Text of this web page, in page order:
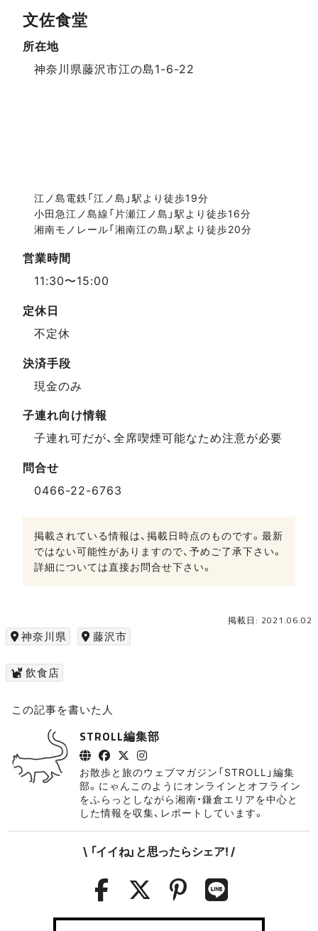
スポットデータ
文佐食堂
所在地
神奈川県藤沢市江の島1-6-22
江ノ島電鉄「江ノ島」駅より徒歩19分
小田急江ノ島線「片瀬江ノ島」駅より徒歩16分
湘南モノレール「湘南江の島」駅より徒歩20分
営業時間
11:30〜15:00
定休日
不定休
決済手段
現金のみ
子連れ向け情報
子連れ可だが、全席喫煙可能なため注意が必要
問合せ
0466-22-6763
掲載されている情報は、掲載日時点のものです。最新
ではない可能性がありますので、予めご了承下さい。
詳細については直接お問合せ下さい。
掲載日: 2021.06.02
神奈川県
藤沢市
飲食店
この記事を書いた人
STROLL編集部
お散歩と旅のウェブマガジン「STROLL」編集
部。にゃんこのようにオンラインとオフライン
をふらっとしながら湘南・鎌倉エリアを中心と
した情報を収集、レポートしています。
\ 「イイね」と思ったらシェア! /